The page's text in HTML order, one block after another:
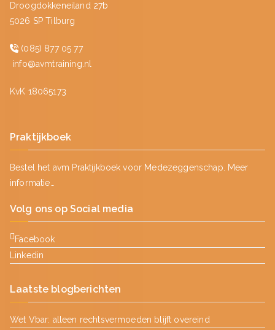
Droogdokkeneiland 27b
5026 SP Tilburg
(085) 877 05 77
info@avmtraining.nl
KvK 18065173
Praktijkboek
Bestel het avm Praktijkboek voor Medezeggenschap.
Meer
informatie…
Volg ons op Social media
Facebook
Linkedin
Laatste blogberichten
Wet Vbar: alleen rechtsvermoeden blijft overeind